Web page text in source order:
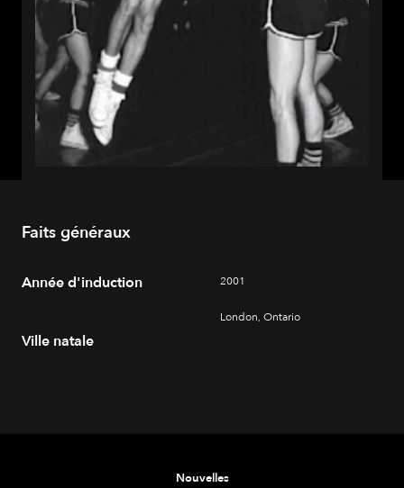
Faits généraux
Année d'induction 2001
Ville natale
London, Ontario
Nouvelles